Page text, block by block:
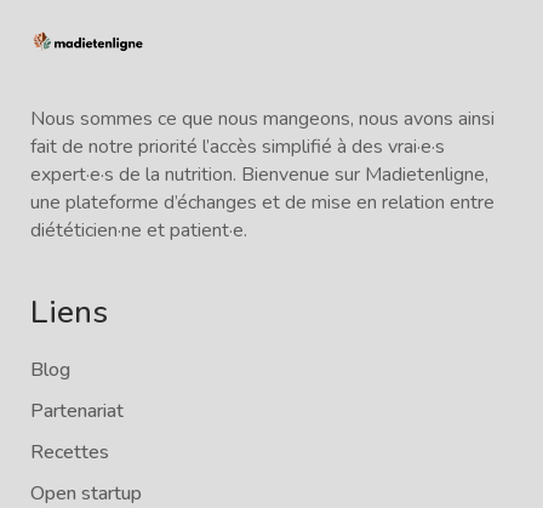
Nous sommes ce que nous mangeons, nous avons ainsi
fait de notre priorité l’accès simplifié à des vrai·e·s
expert·e·s de la nutrition. Bienvenue sur Madietenligne,
une plateforme d’échanges et de mise en relation entre
diététicien·ne et patient·e.
Liens
Blog
Partenariat
Recettes
Open startup